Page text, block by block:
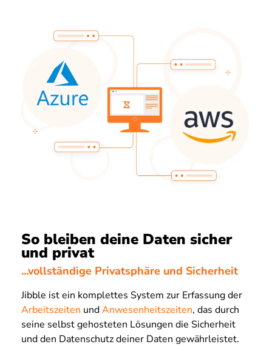
So bleiben deine Daten sicher
und privat
...vollständige Privatsphäre und Sicherheit
Jibble ist ein komplettes System zur Erfassung der
Arbeitszeiten undAnwesenheitszeiten, das durch
seine selbst gehosteten Lösungen die Sicherheit
und den Datenschutz deiner Daten gewährleistet.